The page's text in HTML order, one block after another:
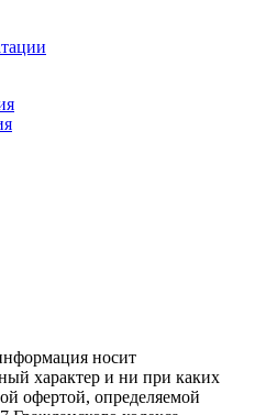
носит
характер и ни при каких
офертой, определяемой